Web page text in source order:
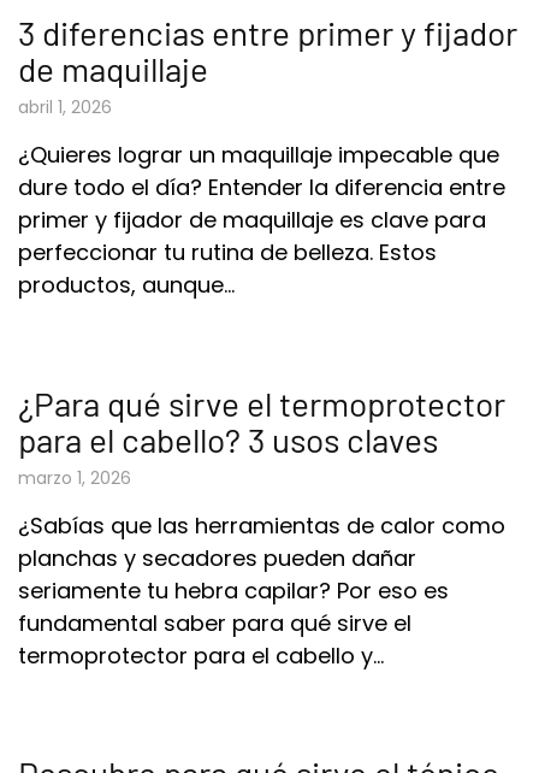
3 diferencias entre primer y fijador
de maquillaje​
abril 1, 2026
¿Quieres lograr un maquillaje impecable que
dure todo el día? Entender la diferencia entre
primer y fijador de maquillaje es clave para
perfeccionar tu rutina de belleza. Estos
productos, aunque…
¿Para qué sirve el termoprotector
para el cabello? 3 usos claves
marzo 1, 2026
¿Sabías que las herramientas de calor como
planchas y secadores pueden dañar
seriamente tu hebra capilar? Por eso es
fundamental saber para qué sirve el
termoprotector para el cabello y…